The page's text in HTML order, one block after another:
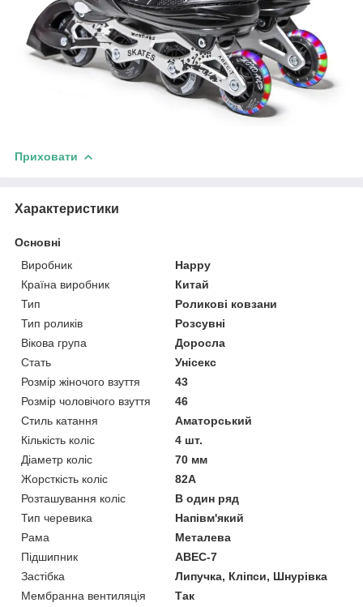
Приховати
Характеристики
Основні
Виробник
Happy
Країна виробник
Китай
Тип
Роликові ковзани
Тип роликів
Розсувні
Вікова група
Доросла
Стать
Унісекс
Розмір жіночого взуття
43
Розмір чоловічого взуття
46
Стиль катання
Аматорський
Кількість коліс
4 шт.
Діаметр коліс
70 мм
Жорсткість коліс
82А
Розташування коліс
В один ряд
Тип черевика
Напівм'який
Рама
Металева
Підшипник
ABEC-7
Застібка
Липучка, Кліпси, Шнурівка
Мембранна вентиляція
Так